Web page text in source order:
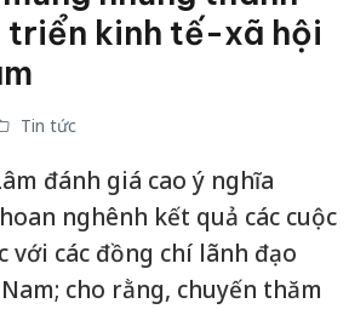
triển kinh tế-xã hội
Tin tức
đánh giá cao ý nghĩa
nghênh kết quả các cuộc
với các đồng chí lãnh đạo
cho rằng, chuyến thăm